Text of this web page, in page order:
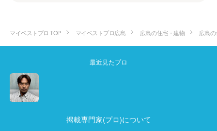
マイベストプロ TOP マイベストプロ広島 広島の住宅・建物 広島
最近見たプロ
掲載専門家(プロ)について